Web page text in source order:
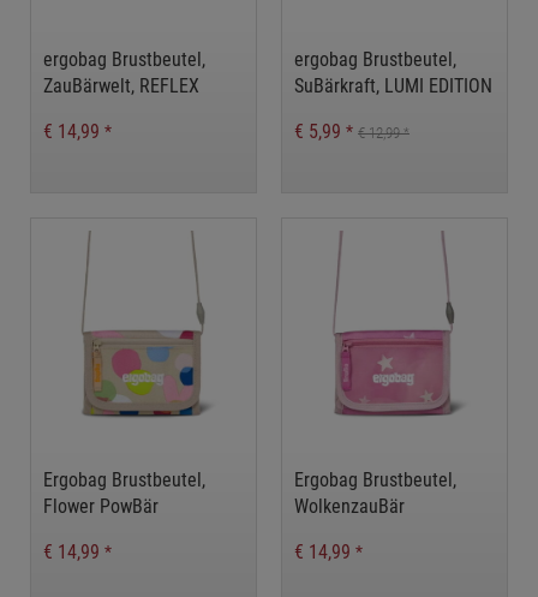
ergobag Brustbeutel,
ZauBärwelt, REFLEX
€ 14,99 *
ergobag Brustbeutel,
SuBärkraft, LUMI EDITION
€ 5,99 * € 12,99*
Ergobag Brustbeutel,
Flower PowBär
€ 14,99 *
Ergobag Brustbeutel,
WolkenzauBär
€ 14,99 *